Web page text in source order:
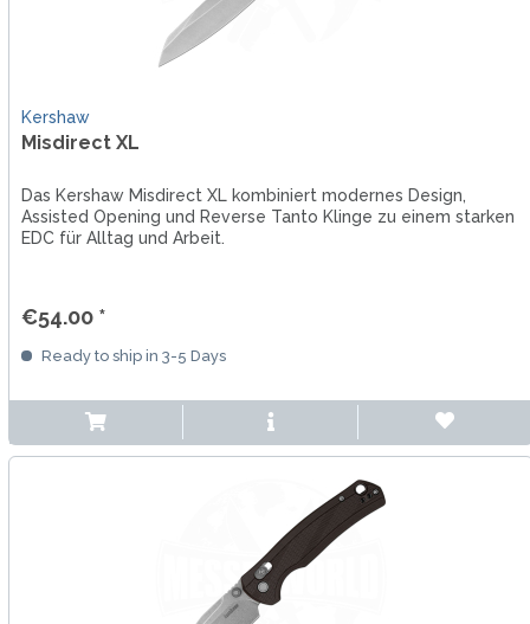
Kershaw
Misdirect XL
Das Kershaw Misdirect XL kombiniert modernes Design,
Assisted Opening und Reverse Tanto Klinge zu einem starken
EDC für Alltag und Arbeit.
€54.00 *
Ready to ship in 3-5 Days